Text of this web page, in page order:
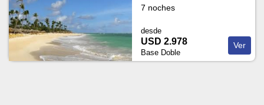
7 noches
desde
USD 2.978
Base Doble
Ver